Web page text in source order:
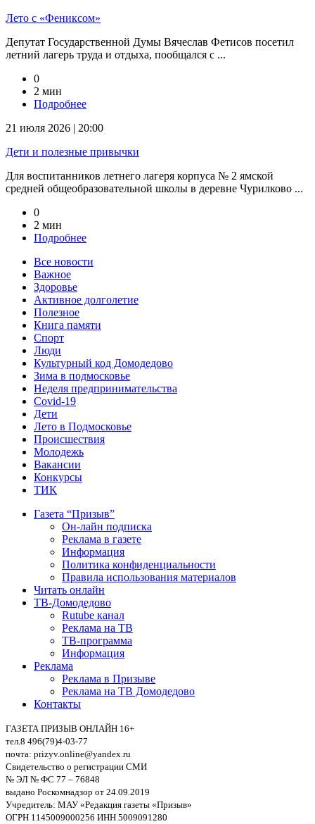
Лето с «Фениксом»
Депутат Государственной Думы Вячеслав Фетисов посетил
летний лагерь труда и отдыха, пообщался с ...
0
2 мин
Подробнее
21 июля 2026 | 20:00
Дети и полезные привычки
Для воспитанников летнего лагеря корпуса № 2 ямской
средней общеобразовательной школы в деревне Чурилково ...
0
2 мин
Подробнее
Все новости
Важное
Здоровье
Активное долголетие
Полезное
Книга памяти
Спорт
Люди
Культурный код Домодедово
Зима в подмосковье
Неделя предпринимательства
Covid-19
Дети
Лето в Подмосковье
Происшествия
Молодежь
Вакансии
Конкурсы
ТИК
Газета “Призыв”
Он-лайн подписка
Реклама в газете
Информация
Политика конфиденциальности
Правила использования материалов
Читать онлайн
ТВ-Домодедово
Rutube канал
Реклама на ТВ
ТВ-программа
Информация
Реклама
Реклама в Призыве
Реклама на ТВ Домодедово
Контакты
ГАЗЕТА ПРИЗЫВ ОНЛАЙН 16+
тел.8 496(79)4-03-77
почта: prizyv.online@yandex.ru
Свидетельство о регистрации СМИ
№ ЭЛ № ФС 77 – 76848
выдано Роскомнадзор от 24.09.2019
Учредитель: МАУ «Редакция газеты «Призыв»
ОГРН 1145009000256 ИНН 5009091280